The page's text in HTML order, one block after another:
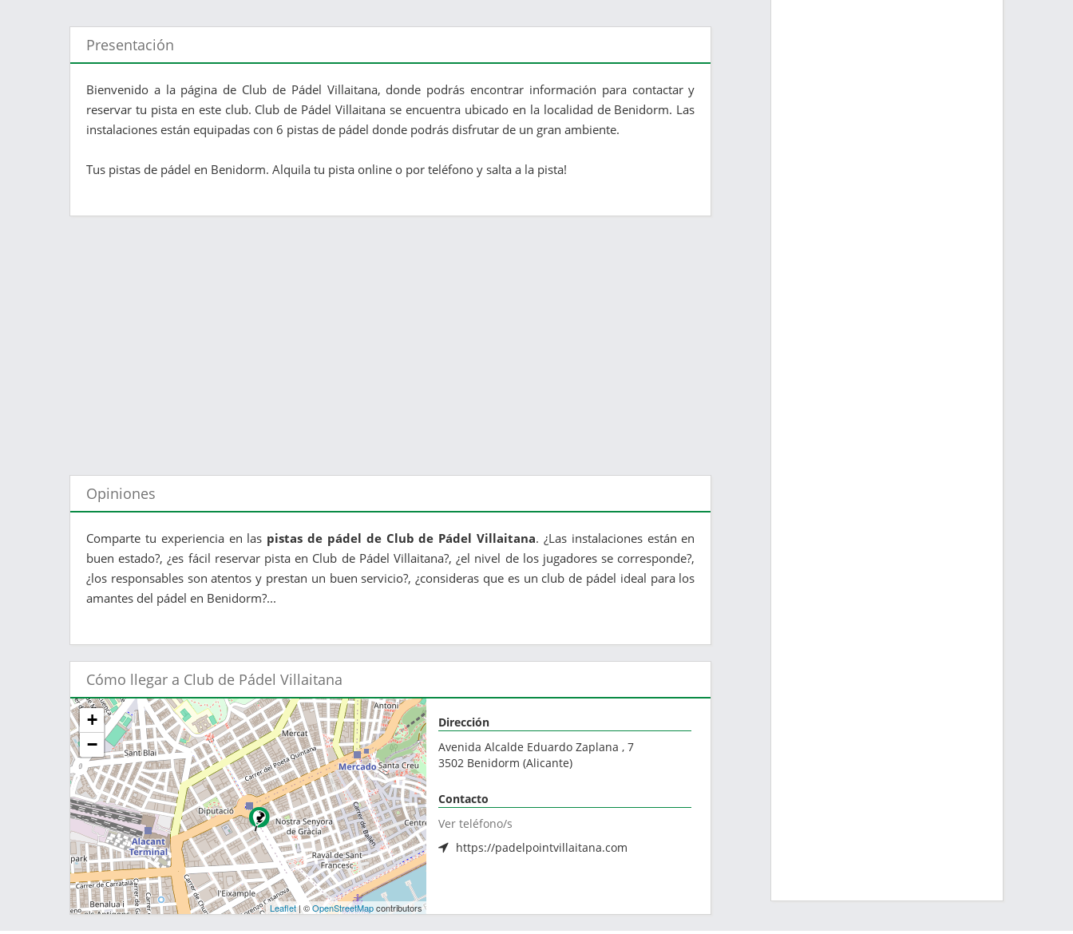
Presentación
Bienvenido a la página de Club de Pádel Villaitana, donde podrás encontrar información para contactar y
reservar tu pista en este club. Club de Pádel Villaitana se encuentra ubicado en la localidad de Benidorm. Las
instalaciones están equipadas con 6 pistas de pádel donde podrás disfrutar de un gran ambiente.
Tus pistas de pádel en Benidorm. Alquila tu pista online o por teléfono y salta a la pista!
Opiniones
Comparte tu experiencia en las pistas de pádel de Club de Pádel Villaitana. ¿Las instalaciones están en
buen estado?, ¿es fácil reservar pista en Club de Pádel Villaitana?, ¿el nivel de los jugadores se corresponde?,
¿los responsables son atentos y prestan un buen servicio?, ¿consideras que es un club de pádel ideal para los
amantes del pádel en Benidorm?...
Cómo llegar a Club de Pádel Villaitana
+
−
Leaflet| ©OpenStreetMapcontributors
Dirección
Avenida Alcalde Eduardo Zaplana , 7
3502 Benidorm (Alicante)
Contacto
Ver teléfono/s
https://padelpointvillaitana.com